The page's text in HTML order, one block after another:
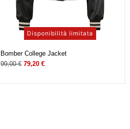
Disponibilità limitata
Bomber College Jacket
99,00€ 79,20€